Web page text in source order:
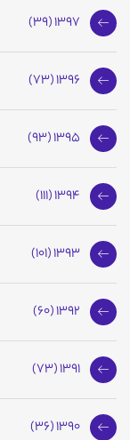
1397 (39)
1396 (73)
1395 (93)
1394 (111)
1393 (101)
1392 (60)
1391 (73)
1390 (36)